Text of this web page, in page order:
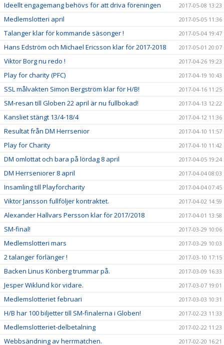
Ideellt engagemang behövs för att driva föreningen 2017-05-08 13:23
Medlemslotteri april 2017-05-05 11:36
Talanger klar för kommande säsonger ! 2017-05-04 19:47
Hans Edström och Michael Ericsson klar för 2017-2018 2017-05-01 20:07
Viktor Borg nu redo ! 2017-04-26 19:23
Play for charity (PFC) 2017-04-19 10:43
SSL målvakten Simon Bergström klar för H/B! 2017-04-16 11:25
SM-resan till Globen 22 april är nu fullbokad! 2017-04-13 12:22
Kansliet stängt 13/4-18/4 2017-04-12 11:36
Resultat från DM Herrsenior 2017-04-10 11:57
Play for Charity 2017-04-10 11:42
DM omlottat och bara på lördag 8 april 2017-04-05 19:24
DM Herrseniorer 8 april 2017-04-04 08:03
Insamling till Playforcharity 2017-04-04 07:45
Viktor Jansson fullföljer kontraktet. 2017-04-02 14:59
Alexander Hallvars Persson klar för 2017/2018 2017-04-01 13:58
SM-final! 2017-03-29 10:06
Medlemslotteri mars 2017-03-29 10:03
2 talanger förlänger ! 2017-03-10 17:15
Backen Linus Könberg trummar på. 2017-03-09 16:33
Jesper Wiklund kör vidare. 2017-03-07 19:01
Medlemslotteriet februari 2017-03-03 10:31
H/B har 100 biljetter till SM-finalerna i Globen! 2017-02-23 11:33
Medlemslotteriet-delbetalning 2017-02-22 11:23
Webbsändning av herrmatchen. 2017-02-20 16:21